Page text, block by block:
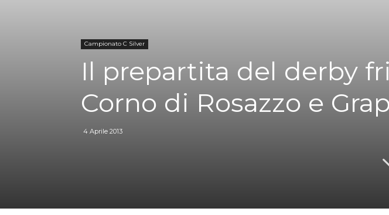
Campionato C Silver
Il prepartita del derby
Corno di Rosazzo e
4 Aprile 2013